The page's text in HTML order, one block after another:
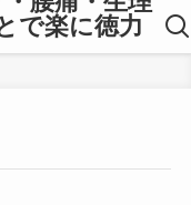
で楽に徳力